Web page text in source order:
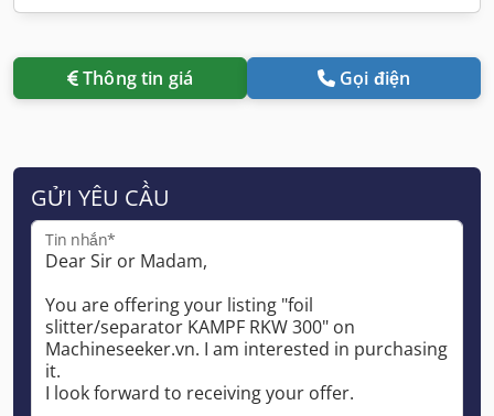
Thông tin giá Gọi điện
GỬI YÊU CẦU
Tin nhắn*